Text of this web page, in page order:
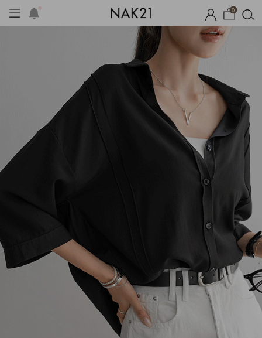
0
작 여름 잠옷 오늘출발 시즌